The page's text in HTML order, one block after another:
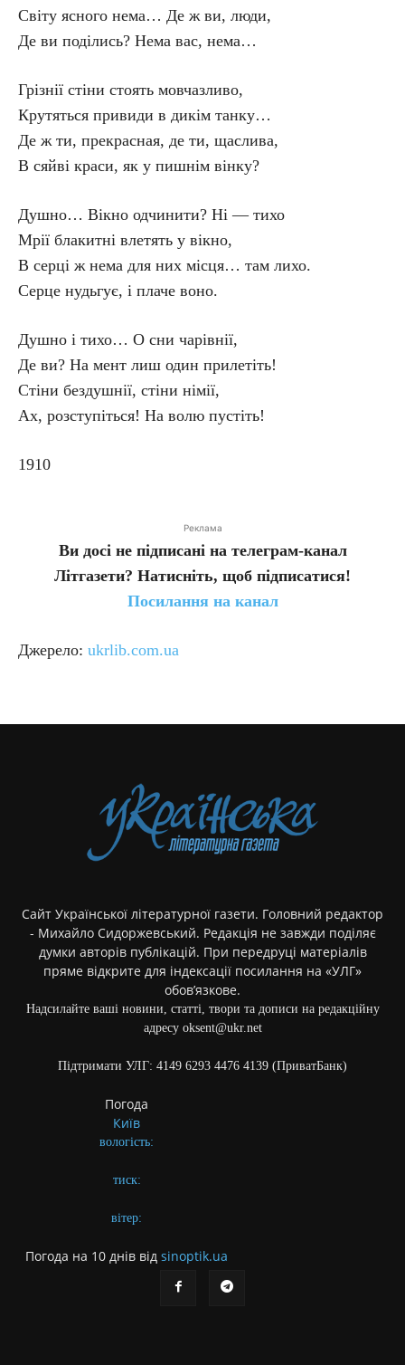
Світу ясного нема… Де ж ви, люди,
Де ви поділись? Нема вас, нема…
Грізнії стіни стоять мовчазливо,
Крутяться привиди в дикім танку…
Де ж ти, прекрасная, де ти, щаслива,
В сяйві краси, як у пишнім вінку?
Душно… Вікно одчинити? Ні — тихо
Мрії блакитні влетять у вікно,
В серці ж нема для них місця… там лихо.
Серце нудьгує, і плаче воно.
Душно і тихо… О сни чарівнії,
Де ви? На мент лиш один прилетіть!
Стіни бездушнії, стіни німії,
Ах, розступіться! На волю пустіть!
1910
Реклама
Ви досі не підписані на телеграм-канал
Літгазети? Натисніть, щоб підписатися!
Посилання на канал
Джерело: ukrlib.com.ua
Сайт Української літературної газети. Головний редактор
- Михайло Сидоржевський. Редакція не завжди поділяє
думки авторів публікацій. При передруці матеріалів
пряме відкрите для індексації посилання на «УЛГ»
обов’язкове.
Надсилайте ваші новини, статті, твори та дописи на редакційну
адресу oksent@ukr.net
Підтримати УЛГ: 4149 6293 4476 4139 (ПриватБанк)
Погода
Київ
вологість:
тиск:
вітер:
Погода на 10 днів від sinoptik.ua